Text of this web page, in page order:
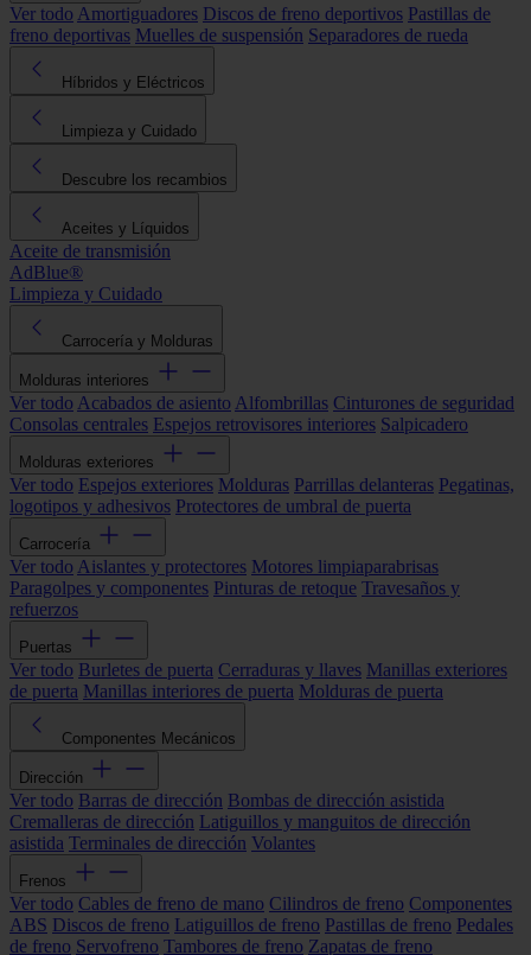
Ver todo Amortiguadores Discos de freno deportivos Pastillas de
freno deportivas Muelles de suspensión Separadores de rueda
Híbridos y Eléctricos
Limpieza y Cuidado
Descubre los recambios
Aceites y Líquidos
Aceite de transmisión
AdBlue®
Limpieza y Cuidado
Carrocería y Molduras
Molduras interiores
Ver todo Acabados de asiento Alfombrillas Cinturones de seguridad
Consolas centrales Espejos retrovisores interiores Salpicadero
Molduras exteriores
Ver todo Espejos exteriores Molduras Parrillas delanteras Pegatinas,
logotipos y adhesivos Protectores de umbral de puerta
Carrocería
Ver todo Aislantes y protectores Motores limpiaparabrisas
Paragolpes y componentes Pinturas de retoque Travesaños y
refuerzos
Puertas
Ver todo Burletes de puerta Cerraduras y llaves Manillas exteriores
de puerta Manillas interiores de puerta Molduras de puerta
Componentes Mecánicos
Dirección
Ver todo Barras de dirección Bombas de dirección asistida
Cremalleras de dirección Latiguillos y manguitos de dirección
asistida Terminales de dirección Volantes
Frenos
Ver todo Cables de freno de mano Cilindros de freno Componentes
ABS Discos de freno Latiguillos de freno Pastillas de freno Pedales
de freno Servofreno Tambores de freno Zapatas de freno